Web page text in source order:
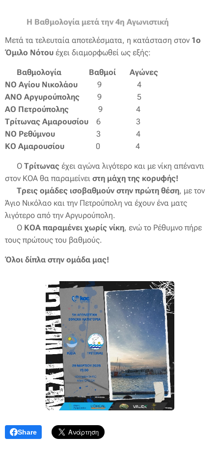
Η Βαθμολογία μετά την 4η Αγωνιστική
Μετά τα τελευταία αποτελέσματα, η κατάσταση στον 1ο
Όμιλο Νότου έχει διαμορφωθεί ως εξής:
Βαθμολογία Βαθμοί
Αγώνες
ΝΟ Αγίου Νικολάου 9 4
ΑΝΟ Αργυρούπολης 9 5
ΑΟ Πετρούπολης 9 4
Τρίτωνας Αμαρουσίου 6 3
ΝΟ Ρεθύμνου 3 4
ΚΟ Αμαρουσίου 0 4
🔹 Ο Τρίτωνας έχει αγώνα λιγότερο και με νίκη απέναντι
στον ΚΟΑ θα παραμείνει στη μάχη της κορυφής!
Τρεις ομάδες ισοβαθμούν στην πρώτη θέση, με τον
Άγιο Νικόλαο και την Πετρούπολη να έχουν ένα ματς
λιγότερο από την Αργυρούπολη.
🔹 Ο ΚΟΑ παραμένει χωρίς νίκη, ενώ το Ρέθυμνο πήρε
τους πρώτους του βαθμούς.
Όλοι δίπλα στην ομάδα μας!
Share